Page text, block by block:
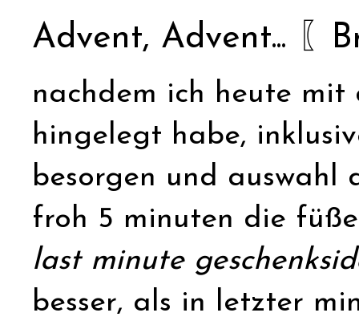
Advent, Advent... 〖
nachdem ich heute
hingelegt habe,
besorgen und auswahl
froh 5 minuten die
last minute
besser, als in letzter